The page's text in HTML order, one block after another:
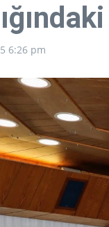
6:26 pm